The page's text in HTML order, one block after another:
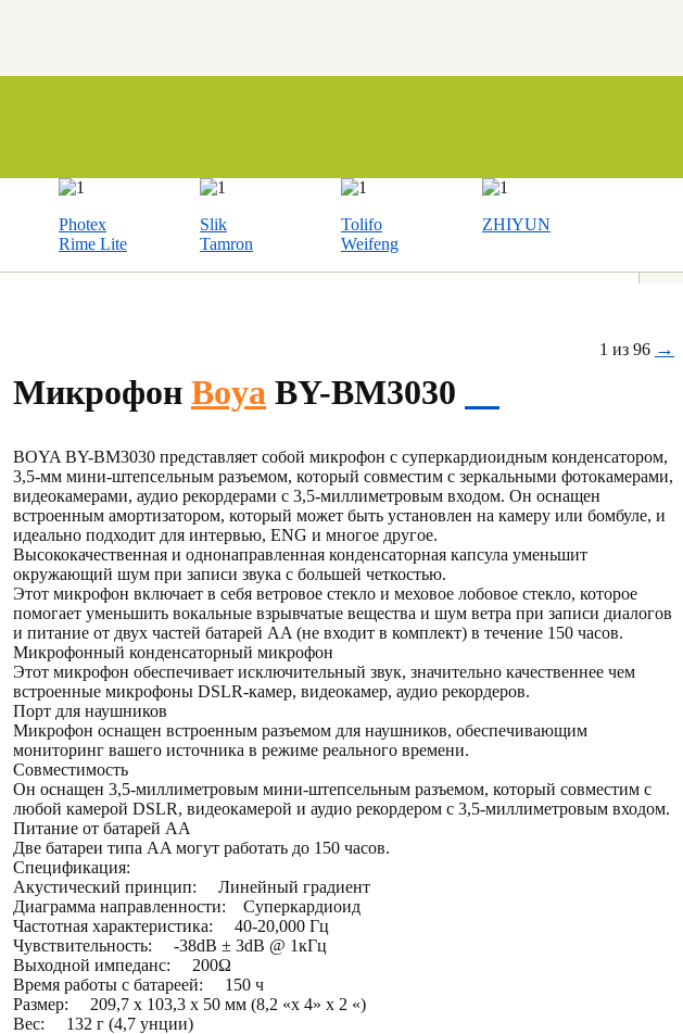
Photex
Rime Lite
Slik
Tamron
Tolifo
Weifeng
ZHIYUN
1 из 96 →
Микрофон Boya BY-BM3030
BOYA BY-BM3030 представляет собой микрофон с суперкардиоидным конденсатором,
3,5-мм мини-штепсельным разъемом, который совместим с зеркальными фотокамерами,
видеокамерами, аудио рекордерами с 3,5-миллиметровым входом. Он оснащен
встроенным амортизатором, который может быть установлен на камеру или бомбуле, и
идеально подходит для интервью, ENG и многое другое.
Высококачественная и однонаправленная конденсаторная капсула уменьшит
окружающий шум при записи звука с большей четкостью.
Этот микрофон включает в себя ветровое стекло и меховое лобовое стекло, которое
помогает уменьшить вокальные взрывчатые вещества и шум ветра при записи диалогов
и питание от двух частей батарей AA (не входит в комплект) в течение 150 часов.
Микрофонный конденсаторный микрофон
Этот микрофон обеспечивает исключительный звук, значительно качественнее чем
встроенные микрофоны DSLR-камер, видеокамер, аудио рекордеров.
Порт для наушников
Микрофон оснащен встроенным разъемом для наушников, обеспечивающим
мониторинг вашего источника в режиме реального времени.
Совместимость
Он оснащен 3,5-миллиметровым мини-штепсельным разъемом, который совместим с
любой камерой DSLR, видеокамерой и аудио рекордером с 3,5-миллиметровым входом.
Питание от батарей AA
Две батареи типа AA могут работать до 150 часов.
Спецификация:
Акустический принцип: Линейный градиент
Диаграмма направленности: Суперкардиоид
Частотная характеристика: 40-20,000 Гц
Чувствительность: -38dB ± 3dB @ 1кГц
Выходной импеданс: 200Ω
Время работы с батареей: 150 ч
Размер: 209,7 x 103,3 x 50 мм (8,2 «x 4» x 2 «)
Вес: 132 г (4,7 унции)